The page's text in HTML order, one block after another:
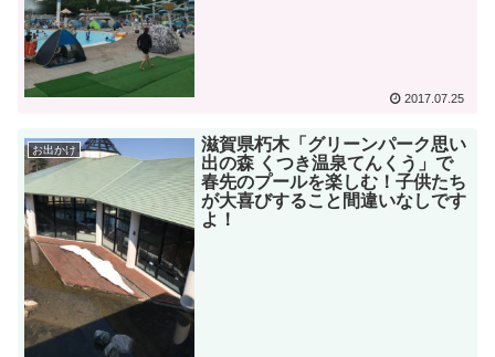
2017.07.25
お出かけ
滋賀県朽木「グリーンパーク思い
出の森 くつき温泉てんくう」で
春先のプールを楽しむ！子供たち
が大喜びすること間違いなしです
よ！